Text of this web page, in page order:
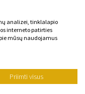
analizei, tinklalapio
interneto patirties
mūsų naudojamus
Priimti visus